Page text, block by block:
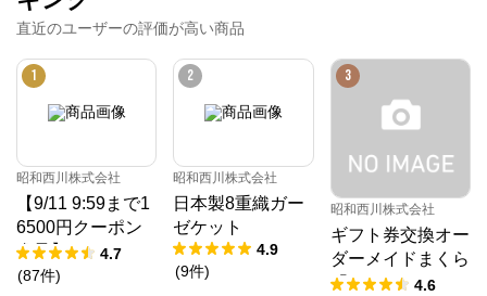
直近のユーザーの評価が高い商品
1
昭和西川株式会社
【9/11 9:59まで1
6500円クーポン
進呈】ムアツ マ
ットレス 30年ム
4.7
(87件)
2
昭和西川株式会社
日本製8重織ガー
ゼケット
4.9
(9件)
3
昭和西川株式会社
ギフト券交換オー
ダーメイドまくら
「10」
4.6